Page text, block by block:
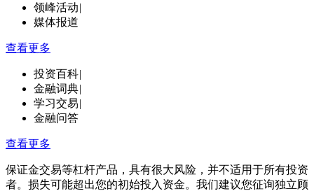
领峰活动|
媒体报道
查看更多
投资百科|
金融词典|
学习交易|
金融问答
查看更多
保证金交易等杠杆产品，具有很大风险，并不适用于所有投资
者。损失可能超出您的初始投入资金。我们建议您征询独立顾